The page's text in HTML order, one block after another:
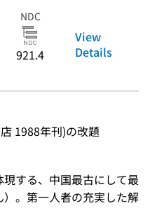
NDC
921.4
View
Details
1988年刊)の改題
する、中国最古にして最
。第一人者の充実した解